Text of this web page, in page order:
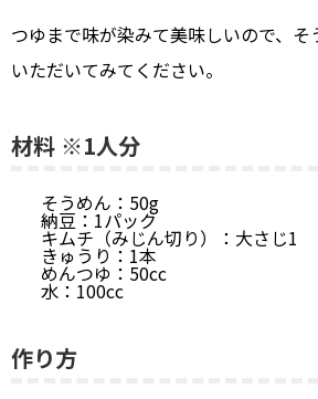
つゆまで味が染みて美味しいので、そ
いただいてみてください。
材料 ※1人分
そうめん：50g
納豆：1パック
キムチ（みじん切り）：大さじ1
きゅうり：1本
めんつゆ：50cc
水：100cc
作り方